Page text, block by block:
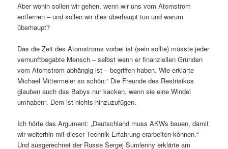
Aber wohin sollen wir gehen, wenn wir uns vom Atomstrom
entfernen – und sollen wir dies überhaupt tun und warum
überhaupt?
Das die Zeit des Atomstroms vorbei ist (sein sollte) müsste jeder
vernunftbegabte Mensch – selbst wenn er finanziellen Gründen
vom Atomstrom abhängig ist – begriffen haben. Wie erklärte
Michael Mittermeier so schön:“ Die Freunde des Restrisikos
glauben auch das Babys nur kacken, wenn sie eine Windel
umhaben“. Dem ist nichts hinzuzufügen.
Ich hörte das Argument: „Deutschland muss AKWs bauen, damit
wir weiterhin mit dieser Technik Erfahrung erarbeiten können.“
Und ausgerechnet der Russe Sergej Sumlenny erklärte am